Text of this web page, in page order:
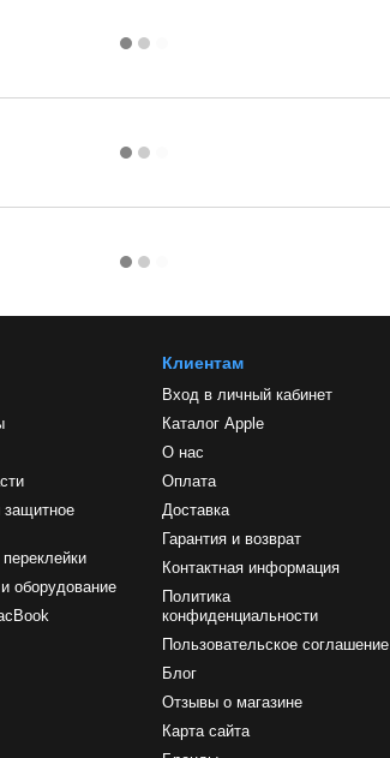
защитное
оборудование
Клиентам
Вход в личный кабинет
Каталог Apple
О нас
Оплата
Доставка
Гарантия и возврат
Контактная информация
Политика
конфиденциальности
Пользовательское соглашение
Блог
Отзывы о магазине
Карта сайта